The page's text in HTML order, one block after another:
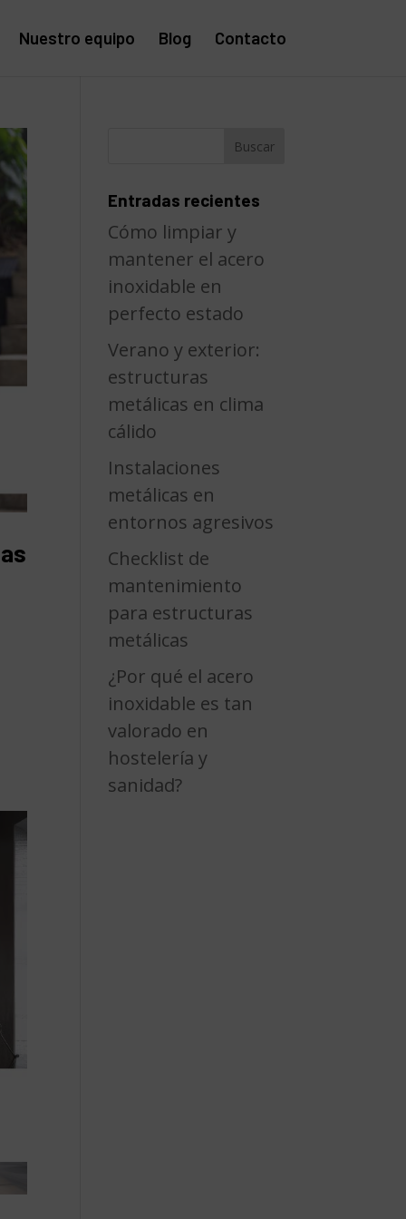
Nuestro equipo Blog Contacto
Entradas recientes
Cómo limpiar y
mantener el acero
inoxidable en
perfecto estado
Verano y exterior:
estructuras
metálicas en clima
cálido
Instalaciones
metálicas en
entornos agresivos
Checklist de
mantenimiento
para estructuras
metálicas
¿Por qué el acero
inoxidable es tan
valorado en
hostelería y
sanidad?